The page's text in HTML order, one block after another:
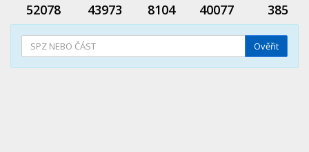
52078 43973 8104 40077 385
Ověřit